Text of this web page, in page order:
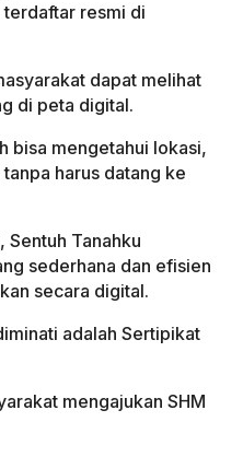
terdaftar resmi di
dapat melihat
di peta digital.
bisa mengetahui lokasi,
harus datang ke
Sentuh Tanahku
sederhana dan efisien
secara digital.
adalah Sertipikat
mengajukan SHM